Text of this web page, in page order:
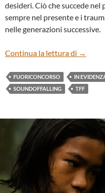
desideri. Ciò che succede
sempre nel presente e i
nelle generazioni successive.
Continua la lettura di →
FUORICONCORSO IN
SOUNDOFFALLING
TFF